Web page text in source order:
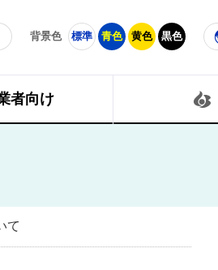
背景色 標準 青色 黄色 黒色
者向け
て